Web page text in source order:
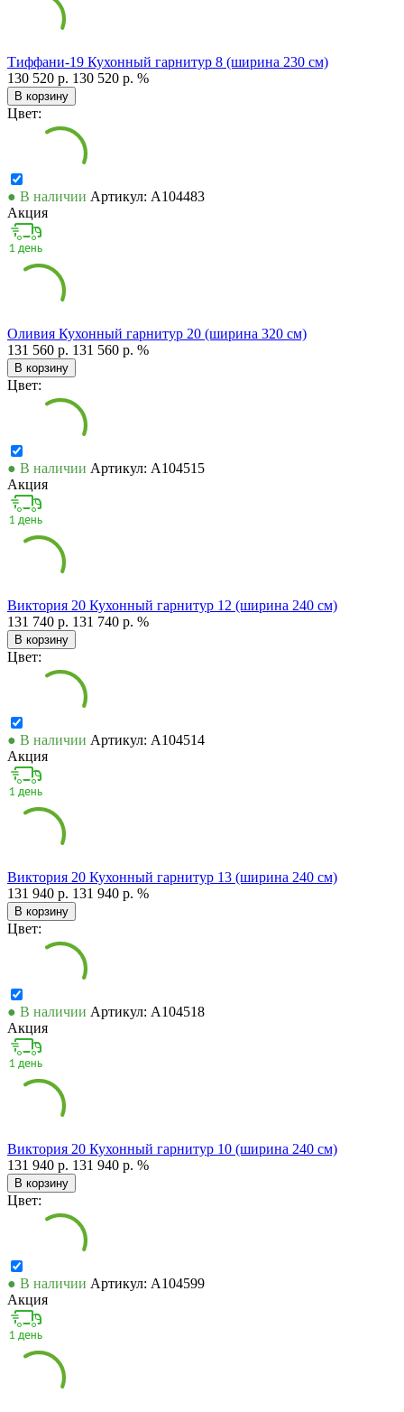
Тиффани-19 Кухонный гарнитур 8 (ширина 230 см)
130 520 р. 130 520 р. %
В корзину
Цвет:
● В наличии Артикул: А104483
Акция
Оливия Кухонный гарнитур 20 (ширина 320 см)
131 560 р. 131 560 р. %
В корзину
Цвет:
● В наличии Артикул: А104515
Акция
Виктория 20 Кухонный гарнитур 12 (ширина 240 см)
131 740 р. 131 740 р. %
В корзину
Цвет:
● В наличии Артикул: А104514
Акция
Виктория 20 Кухонный гарнитур 13 (ширина 240 см)
131 940 р. 131 940 р. %
В корзину
Цвет:
● В наличии Артикул: А104518
Акция
Виктория 20 Кухонный гарнитур 10 (ширина 240 см)
131 940 р. 131 940 р. %
В корзину
Цвет:
● В наличии Артикул: А104599
Акция